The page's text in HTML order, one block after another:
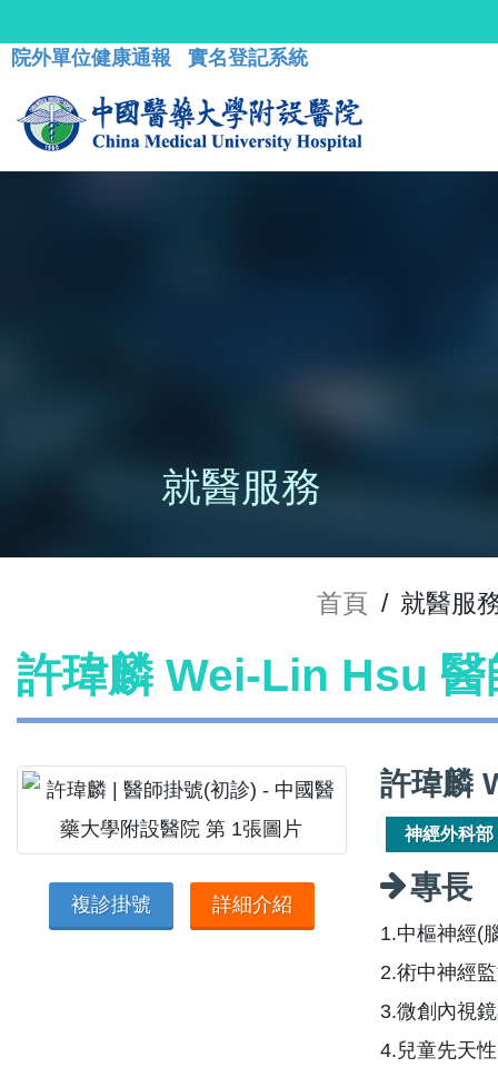
院外單位健康通報 實名登記系統
就醫服務
首頁 / 就醫服
許瑋麟 Wei-Lin Hsu 醫
複診掛號 詳細介紹
許瑋麟
神經外科部
專長
1.中樞神經(
2.術中神經
3.微創內視
4.兒童先天